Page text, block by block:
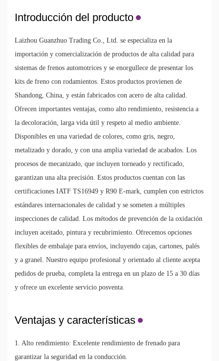
Introducción del producto
Laizhou Guanzhuo Trading Co., Ltd. se especializa en la
importación y comercialización de productos de alta calidad para
sistemas de frenos automotrices y se enorgullece de presentar los
kits de freno con rodamientos. Estos productos provienen de
Shandong, China, y están fabricados con acero de alta calidad.
Ofrecen importantes ventajas, como alto rendimiento, resistencia a
la decoloración, larga vida útil y respeto al medio ambiente.
Disponibles en una variedad de colores, como gris, negro,
metalizado y dorado, y con una amplia variedad de acabados. Los
procesos de mecanizado, que incluyen torneado y rectificado,
garantizan una alta precisión. Estos productos cuentan con las
certificaciones IATF TS16949 y R90 E-mark, cumplen con estrictos
estándares internacionales de calidad y se someten a múltiples
inspecciones de calidad. Los métodos de prevención de la oxidación
incluyen aceitado, pintura y recubrimiento. Ofrecemos opciones
flexibles de embalaje para envíos, incluyendo cajas, cartones, palés
y a granel. Nuestro equipo profesional y orientado al cliente acepta
pedidos de prueba, completa la entrega en un plazo de 15 a 30 días
y ofrece un excelente servicio posventa.
Ventajas y características
1. Alto rendimiento: Excelente rendimiento de frenado para
garantizar la seguridad en la conducción.